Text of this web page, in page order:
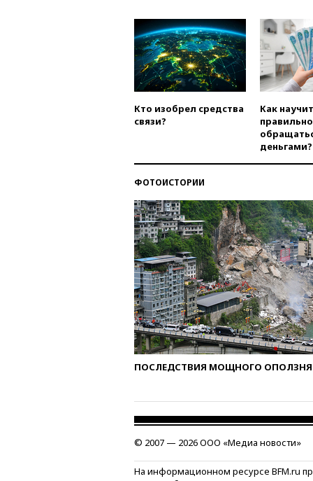
Кто изобрел средства
связи?
Как
правильно
деньгами?
ФОТОИСТОРИИ
ПОСЛЕДСТВИЯ МОЩНОГО ОПОЛЗНЯ
© 2007 — 2026 ООО «Медиа новости»
На информационном ресурсе BFM.ru